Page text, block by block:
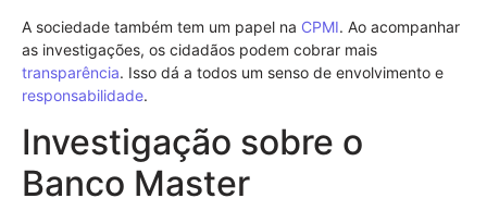
A sociedade também tem um papel na CPMI. Ao acompanhar
as investigações, os cidadãos podem cobrar mais
transparência. Isso dá a todos um senso de envolvimento e
responsabilidade.
Investigação sobre o
Banco Master